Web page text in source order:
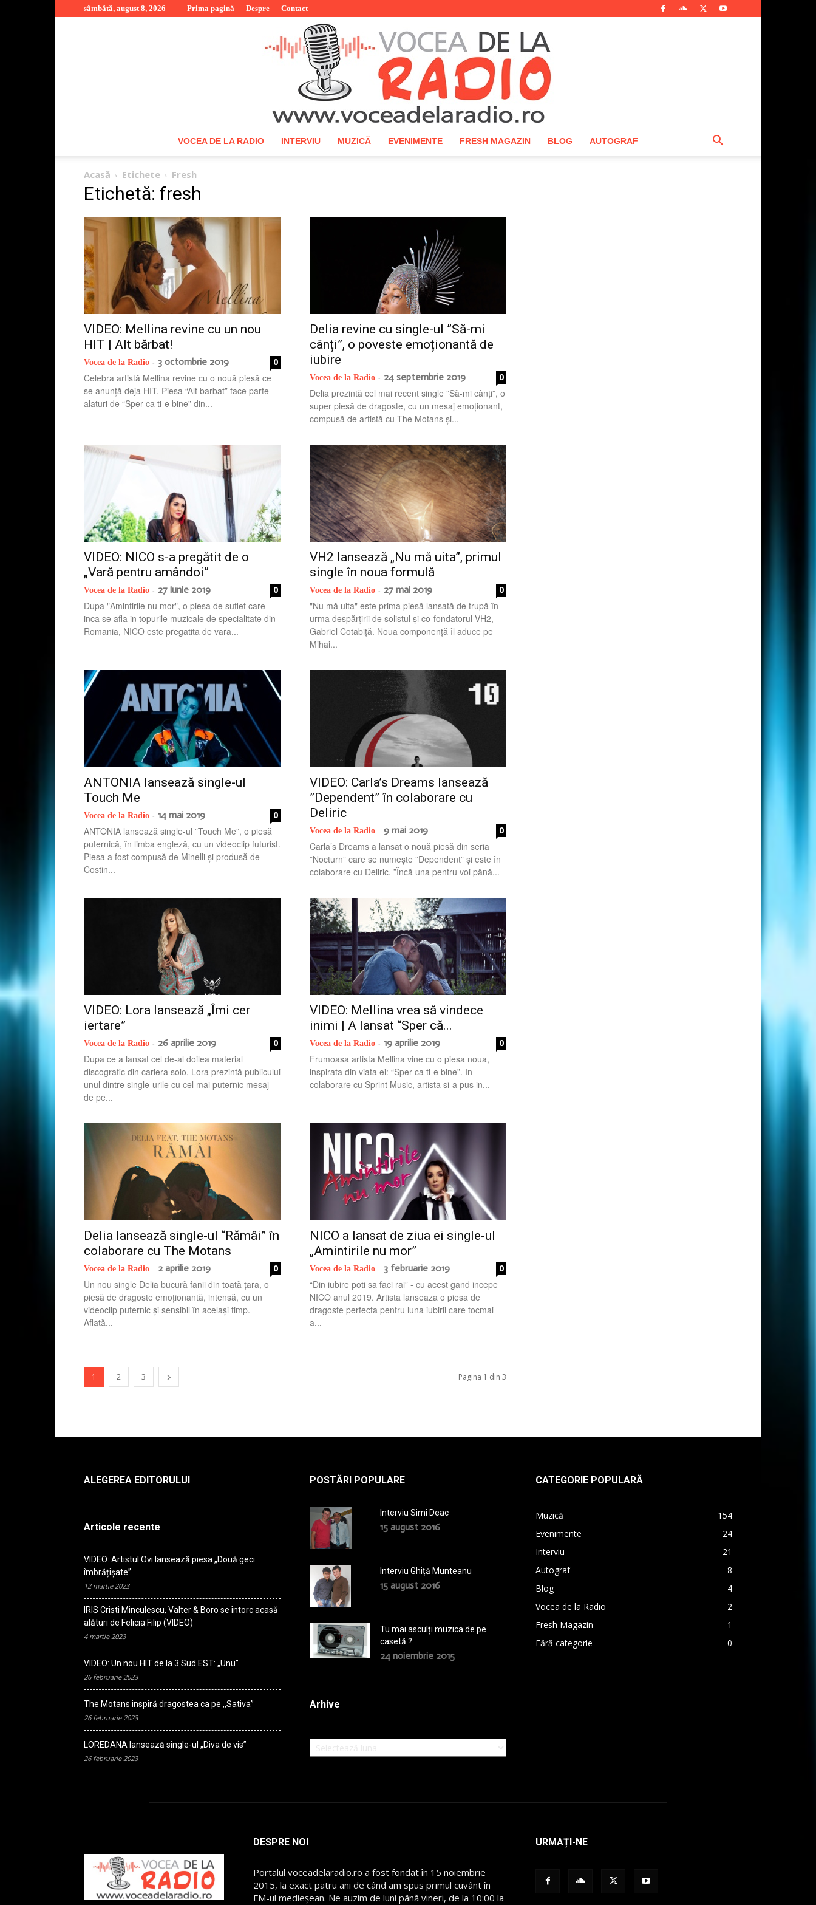
sâmbătă, august 8, 2026 Prima pagină Despre Contact
VOCEA DE LA RADIO INTERVIU MUZICĂ EVENIMENTE FRESH MAGAZIN BLOG AUTOGRAF
Acasă Etichete Fresh
Etichetă: fresh
VIDEO: Mellina revine cu un nou
HIT | Alt bărbat!
Vocea de la Radio - 3 octombrie 2019 0
Celebra artistă Mellina revine cu o nouă piesă ce
se anunță deja HIT. Piesa “Alt barbat” face parte
alaturi de “Sper ca ti-e bine” din...
Delia revine cu single-ul ”Să-mi
cânți”, o poveste emoționantă de
iubire
Vocea de la Radio - 24 septembrie 2019 0
Delia prezintă cel mai recent single ”Să-mi cânți”, o
super piesă de dragoste, cu un mesaj emoționant,
compusă de artistă cu The Motans și...
VIDEO: NICO s-a pregătit de o
„Vară pentru amândoi”
Vocea de la Radio - 27 iunie 2019 0
Dupa "Amintirile nu mor", o piesa de suflet care
inca se afla in topurile muzicale de specialitate din
Romania, NICO este pregatita de vara...
VH2 lansează „Nu mă uita”, primul
single în noua formulă
Vocea de la Radio - 27 mai 2019 0
"Nu mă uita" este prima piesă lansată de trupă în
urma despărțirii de solistul și co-fondatorul VH2,
Gabriel Cotabiță. Noua componență îl aduce pe
Mihai...
ANTONIA lansează single-ul
Touch Me
Vocea de la Radio - 14 mai 2019 0
ANTONIA lansează single-ul ”Touch Me”, o piesă
puternică, în limba engleză, cu un videoclip futurist.
Piesa a fost compusă de Minelli și produsă de
Costin...
VIDEO: Carla’s Dreams lansează
”Dependent” în colaborare cu
Deliric
Vocea de la Radio - 9 mai 2019 0
Carla’s Dreams a lansat o nouă piesă din seria
”Nocturn” care se numește ”Dependent” și este în
colaborare cu Deliric. ”Încă una pentru voi până...
VIDEO: Lora lansează „Îmi cer
iertare”
Vocea de la Radio - 26 aprilie 2019 0
Dupa ce a lansat cel de-al doilea material
discografic din cariera solo, Lora prezintă publicului
unul dintre single-urile cu cel mai puternic mesaj
de pe...
VIDEO: Mellina vrea să vindece
inimi | A lansat “Sper că...
Vocea de la Radio - 19 aprilie 2019 0
Frumoasa artista Mellina vine cu o piesa noua,
inspirata din viata ei: “Sper ca ti-e bine”. In
colaborare cu Sprint Music, artista si-a pus in...
Delia lansează single-ul “Rămâi” în
colaborare cu The Motans
Vocea de la Radio - 2 aprilie 2019 0
Un nou single Delia bucură fanii din toată țara, o
piesă de dragoste emoționantă, intensă, cu un
videoclip puternic și sensibil în același timp.
Aflată...
NICO a lansat de ziua ei single-ul
„Amintirile nu mor”
Vocea de la Radio - 3 februarie 2019 0
“Din iubire poti sa faci rai” - cu acest gand incepe
NICO anul 2019. Artista lanseaza o piesa de
dragoste perfecta pentru luna iubirii care tocmai
a...
1 2 3 Pagina 1 din 3
ALEGEREA EDITORULUI
Articole recente
VIDEO: Artistul Ovi lansează piesa „Două geci
îmbrățișate”
12 martie 2023
IRIS Cristi Minculescu, Valter & Boro se întorc acasă
alături de Felicia Filip (VIDEO)
4 martie 2023
VIDEO: Un nou HIT de la 3 Sud EST: „Unu”
26 februarie 2023
The Motans inspiră dragostea ca pe ,,Sativa”
26 februarie 2023
LOREDANA lansează single-ul „Diva de vis”
26 februarie 2023
POSTĂRI POPULARE
Interviu Simi Deac
15 august 2016
Interviu Ghiță Munteanu
15 august 2016
Tu mai asculți muzica de pe
casetă ?
24 noiembrie 2015
Arhive
Arhive
CATEGORIE POPULARĂ
Muzică
154
Evenimente
24
Interviu
21
Autograf
8
Blog
4
Vocea de la Radio
2
Fresh Magazin
1
Fără categorie
0
DESPRE NOI
Portalul voceadelaradio.ro a fost fondat în 15 noiembrie
2015, la exact patru ani de când am spus primul cuvânt în
FM-ul medieșean. Ne auzim de luni până vineri, de la 10:00 la
URMAȚI-NE